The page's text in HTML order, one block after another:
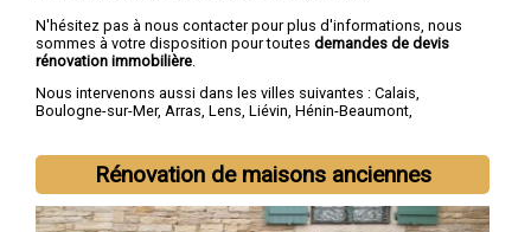
N'hésitez pas à nous contacter pour plus d'informations, nous
sommes à votre disposition pour toutes demandes de devis
rénovation immobilière
Nous intervenons aussi dans les villes suivantes : Calais,
Boulogne-sur-Mer, Arras, Lens, Liévin, Hénin-Beaumont,
Rénovation de maisons anciennes